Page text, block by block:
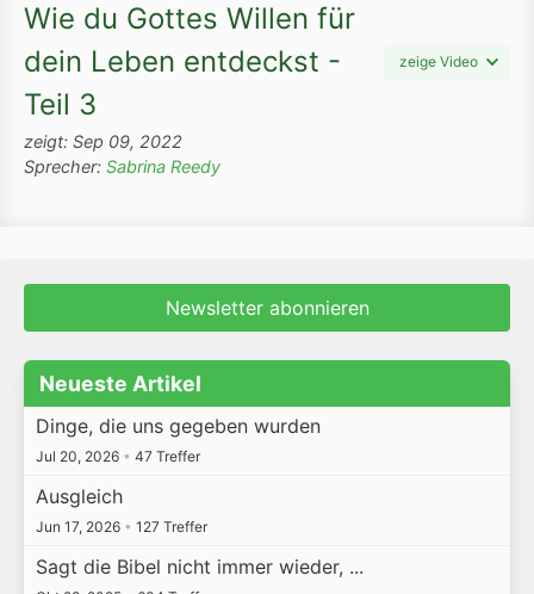
Wie du Gottes Willen für
dein Leben entdeckst -
Teil 3
zeige Video
zeigt: Sep 09, 2022
Sprecher: Sabrina Reedy
Newsletter abonnieren
Neueste Artikel
Dinge, die uns gegeben wurden
Jul 20, 2026 • 47 Treffer
Ausgleich
Jun 17, 2026 • 127 Treffer
Sagt die Bibel nicht immer wieder, ...